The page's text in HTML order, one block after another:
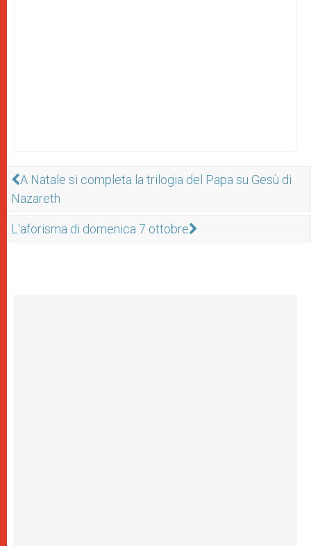
A Natale si completa la trilogia del Papa su Gesù di
Nazareth
L'aforisma di domenica 7 ottobre